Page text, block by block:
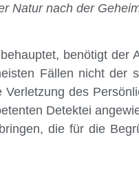
Natur nach der
benötigt der
Fällen nicht der
des
Detektei
die für die